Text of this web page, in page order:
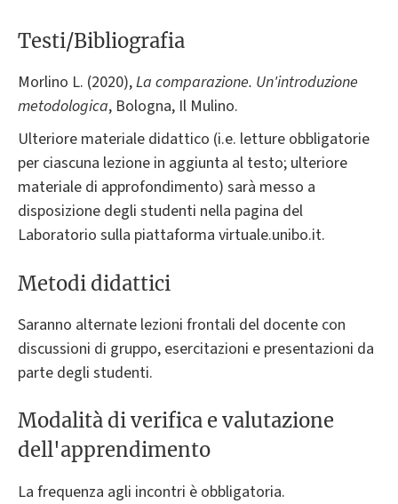
Testi/Bibliografia
Morlino L. (2020),La comparazione. Un'introduzione
metodologica, Bologna, Il Mulino.
Ulteriore materiale didattico (i.e. letture obbligatorie
per ciascuna lezione in aggiunta al testo; ulteriore
materiale di approfondimento) sarà messo a
disposizione degli studenti nella pagina del
Laboratorio sulla piattaforma virtuale.unibo.it.
Metodi didattici
Saranno alternate lezioni frontali del docente con
discussioni di gruppo, esercitazioni e presentazioni da
parte degli studenti.
Modalità di verifica e valutazione
dell'apprendimento
La frequenza agli incontri è obbligatoria.